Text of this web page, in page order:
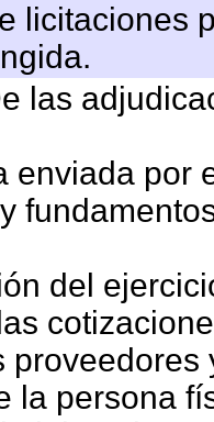
licitaciones
las
enviada por
del
proveedores
la persona